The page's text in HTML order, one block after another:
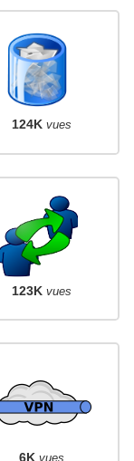
124K vues
123K vues
6K vues